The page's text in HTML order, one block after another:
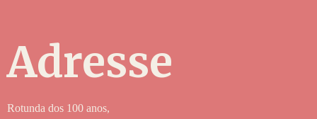
Adresse
Rotunda dos 100 anos,